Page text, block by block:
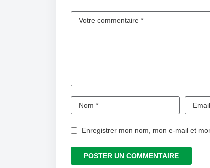
Enregistrer mon nom, mon e-mail et